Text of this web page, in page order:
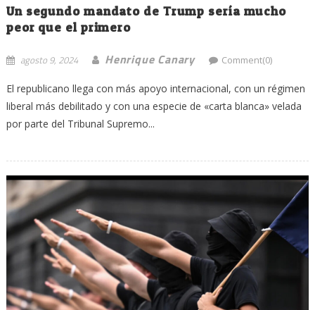
Un segundo mandato de Trump sería mucho
peor que el primero
agosto 9, 2024 Henrique Canary Comment(0)
El republicano llega con más apoyo internacional, con un régimen
liberal más debilitado y con una especie de «carta blanca» velada
por parte del Tribunal Supremo...